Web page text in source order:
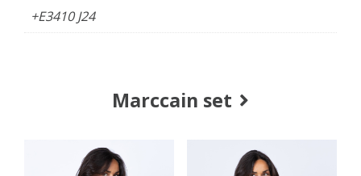
+E3410 J24
Marccain set